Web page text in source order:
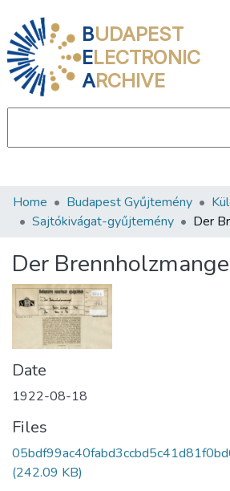
BUDAPEST
ELECTRONIC
ARCHIVE
Communities & Collections
Statistics
About us
Home Budapest Gyűjtemény
Sajtókivágat-gyűjtemény
Der
Der
Date
1922-08-18
Files
(242.09 KB)